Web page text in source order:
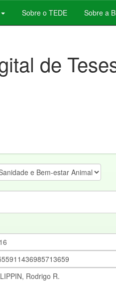
Sobre o TEDE Sobre a
de